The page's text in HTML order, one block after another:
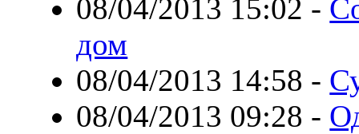
08/04/2013 15:02 -
дом
08/04/2013 14:58 -
08/04/2013 09:28 -